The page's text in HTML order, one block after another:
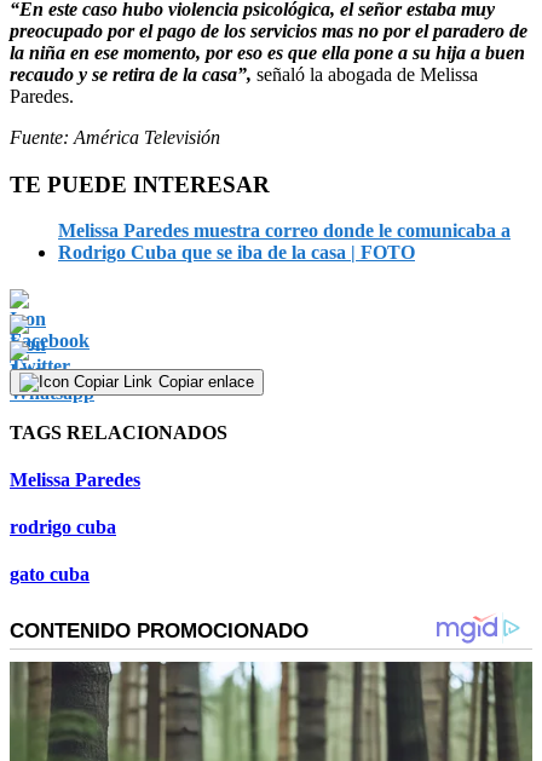
“En este caso hubo violencia psicológica, el señor estaba muy
preocupado por el pago de los servicios mas no por el paradero de
la niña en ese momento, por eso es que ella pone a su hija a buen
recaudo y se retira de la casa”, señaló la abogada de Melissa
Paredes.
Fuente: América Televisión
TE PUEDE INTERESAR
Melissa Paredes muestra correo donde le comunicaba a
Rodrigo Cuba que se iba de la casa | FOTO
Copiar enlace
TAGS RELACIONADOS
Melissa Paredes
rodrigo cuba
gato cuba